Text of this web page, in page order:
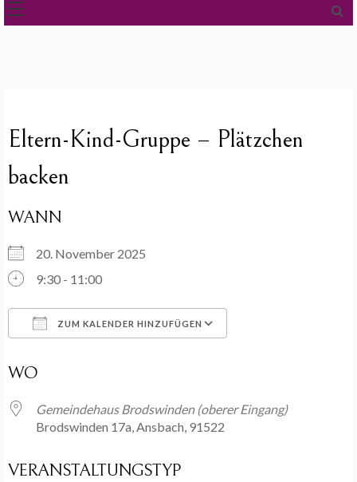
Eltern-Kind-Gruppe – Plätzchen
backen
WANN
20. November 2025
9:30 - 11:00
ZUM KALENDER HINZUFÜGEN
WO
Gemeindehaus Brodswinden (oberer Eingang)
Brodswinden 17a, Ansbach, 91522
VERANSTALTUNGSTYP